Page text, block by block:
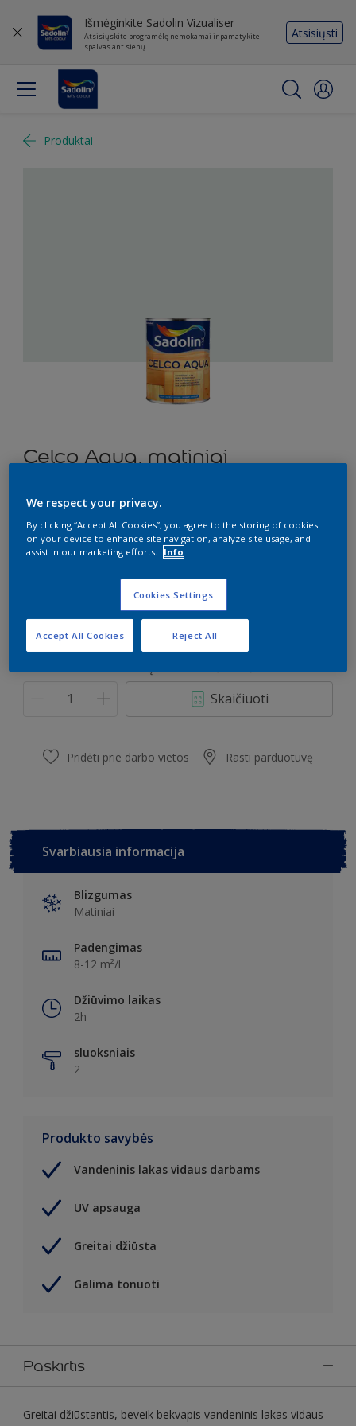
Išmėginkite Sadolin Vizualiser
Atsisiųskite programėlę nemokamai ir pamatykite
spalvas ant sienų
Atsisiųsti
Produktai
Celco Aqua, matiniai
Lakas vidaus darbams
NN.01.85
1 l 2,5 l
Skaičiuoti
Pridėti prie darbo vietos Rasti parduotuvę
Svarbiausia informacija
Blizgumas
Matiniai
Padengimas
8-12 m²/l
Džiūvimo laikas
2h
sluoksniais
2
Produkto savybės
Vandeninis lakas vidaus darbams
UV apsauga
Greitai džiūsta
Galima tonuoti
Paskirtis
Greitai džiūstantis, beveik bekvapis vandeninis lakas vidaus
We respect your privacy.
By clicking “Accept All Cookies”, you agree to the storing of cookies
on your device to enhance site navigation, analyze site usage, and
assist in our marketing efforts.
Info
Cookies Settings
Reject All
Accept All Cookies